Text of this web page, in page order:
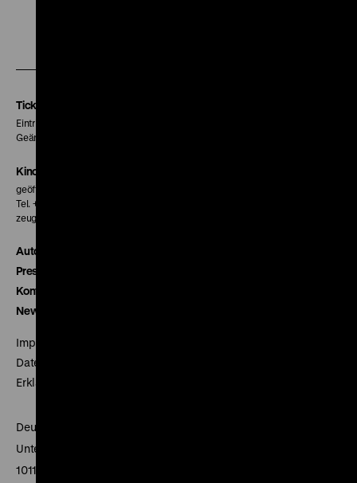
Tickets
Eintritt 5 €
Geänderte Preise sind im Programm vermerkt.
Kinokasse
geöffnet 30 Minuten vor Beginn der ersten Vorstellung
Tel. + 49 30 20304-770
zeughauskino@dhm.de
Autor*innen
Presse
Kontakt
Newsletter
Impressum
Datenschutz
Erklärung digitale Barrierefreiheit
Deutsches Historisches Museum
Unter den Linden 2
10117 Berlin